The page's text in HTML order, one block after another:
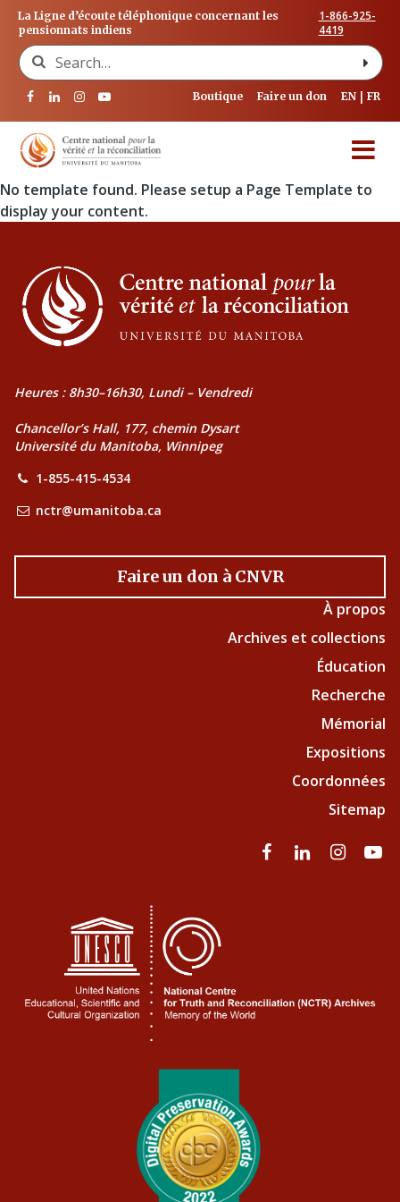
La Ligne d’écoute téléphonique concernant les
pensionnats indiens
1-866-925-
4419
Search for:
Boutique Faire un don EN FR
No template found. Please setup a Page Template to
display your content.
Heures : 8h30–16h30, Lundi – Vendredi
Chancellor’s Hall, 177, chemin Dysart
Université du Manitoba, Winnipeg
1-855-415-4534
nctr@umanitoba.ca
Faire un don à CNVR
À propos
Archives et collections
Éducation
Recherche
Mémorial
Expositions
Coordonnées
Sitemap